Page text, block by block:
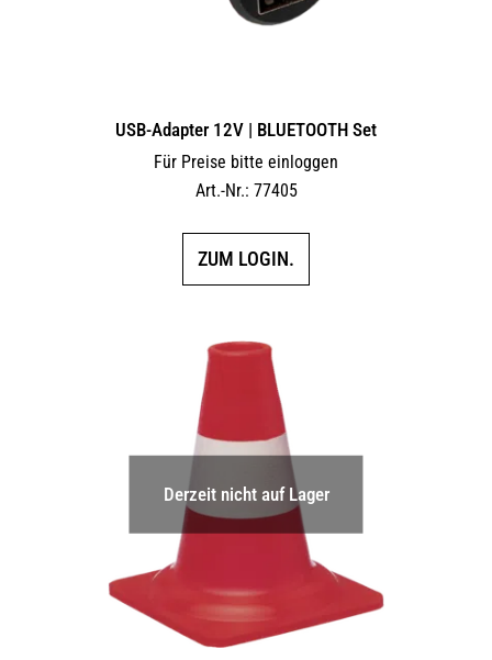
USB-Adapter 12V | BLUETOOTH Set
Für Preise bitte einloggen
Art.-Nr.: 77405
ZUM LOGIN.
Derzeit nicht auf Lager